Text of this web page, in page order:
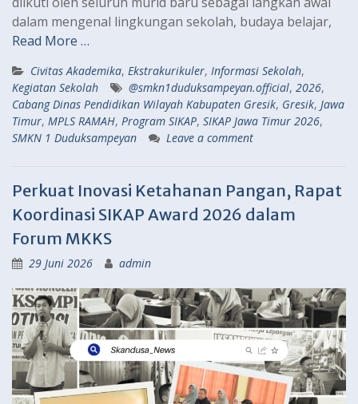
dalam mengenal lingkungan sekolah, budaya belajar,
Read More …
Civitas Akademika, Ekstrakurikuler, Informasi Sekolah,
Kegiatan Sekolah
@smkn1duduksampeyan.official, 2026,
Cabang Dinas Pendidikan Wilayah Kabupaten Gresik, Gresik, Jawa
Timur, MPLS RAMAH, Program SIKAP, SIKAP Jawa Timur 2026,
SMKN 1 Duduksampeyan
Leave a comment
Perkuat Inovasi Ketahanan Pangan, Rapat
Koordinasi SIKAP Award 2026 dalam
Forum MKKS
29 Juni 2026 admin